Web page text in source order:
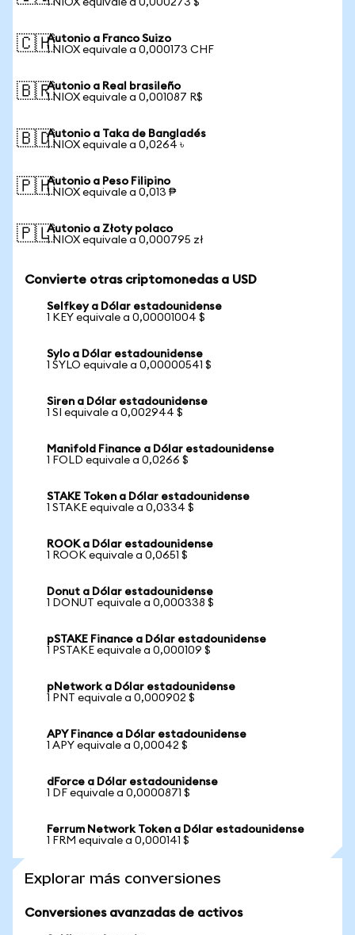
1 NIOX equivale a 0,000273 $
🇨🇭Autonio a Franco Suizo
1 NIOX equivale a 0,000173 CHF
🇧🇷Autonio a Real brasileño
1 NIOX equivale a 0,001087 R$
🇧🇩Autonio a Taka de Bangladés
1 NIOX equivale a 0,0264 ৳
🇵🇭Autonio a Peso Filipino
1 NIOX equivale a 0,013 ₱
🇵🇱Autonio a Złoty polaco
1 NIOX equivale a 0,000795 zł
Convierte otras criptomonedas a USD
Selfkey a Dólar estadounidense
1 KEY equivale a 0,00001004 $
Sylo a Dólar estadounidense
1 SYLO equivale a 0,00000541 $
Siren a Dólar estadounidense
1 SI equivale a 0,002944 $
Manifold Finance a Dólar estadounidense
1 FOLD equivale a 0,0266 $
STAKE Token a Dólar estadounidense
1 STAKE equivale a 0,0334 $
ROOK a Dólar estadounidense
1 ROOK equivale a 0,0651 $
Donut a Dólar estadounidense
1 DONUT equivale a 0,000338 $
pSTAKE Finance a Dólar estadounidense
1 PSTAKE equivale a 0,000109 $
pNetwork a Dólar estadounidense
1 PNT equivale a 0,000902 $
APY Finance a Dólar estadounidense
1 APY equivale a 0,00042 $
dForce a Dólar estadounidense
1 DF equivale a 0,0000871 $
Ferrum Network Token a Dólar estadounidense
1 FRM equivale a 0,000141 $
Explorar más conversiones
Conversiones avanzadas de activos